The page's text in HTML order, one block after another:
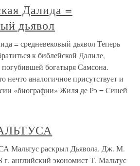
Далида =
дьявол
= средневековый дьявол Теперь
к библейской Далиле,
богатыря Самсона.
нечто аналогичное присутствует и
«биографии» Жиля де Рэ = Синей
раскрыл Дьявола. Дж. М.
английский экономист Т. Мальтус